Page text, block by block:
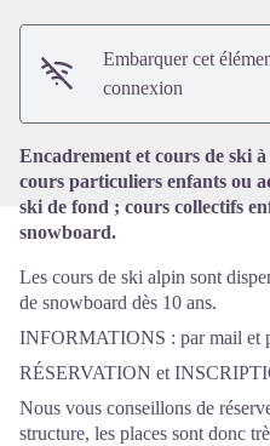
Embarquer cet
connexion
Encadrement et cours de ski
cours particuliers enfants ou
ski de fond ; cours collectifs
snowboard.
Les cours de ski alpin sont
de snowboard dès 10 ans.
INFORMATIONS : par mail et
RÉSERVATION et
Nous vous conseillons de
structure, les places sont donc